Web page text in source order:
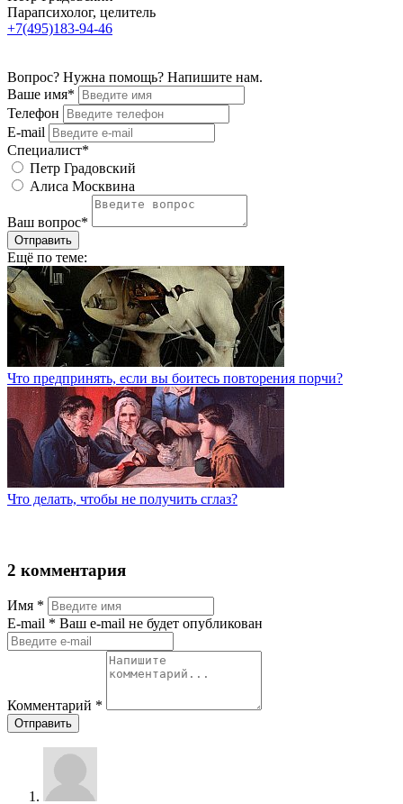
Парапсихолог, целитель
+7(495)183-94-46
Вопрос? Нужна помощь? Напишите нам.
Ваше имя*
Телефон
E-mail
Специалист*
Петр Градовский
Алиса Москвина
Ваш вопрос*
Отправить
Ещё по теме:
Что предпринять, если вы боитесь повторения порчи?
Что делать, чтобы не получить сглаз?
2 комментария
Имя *
Е-mail * Ваш e-mail не будет опубликован
Комментарий *
Отправить